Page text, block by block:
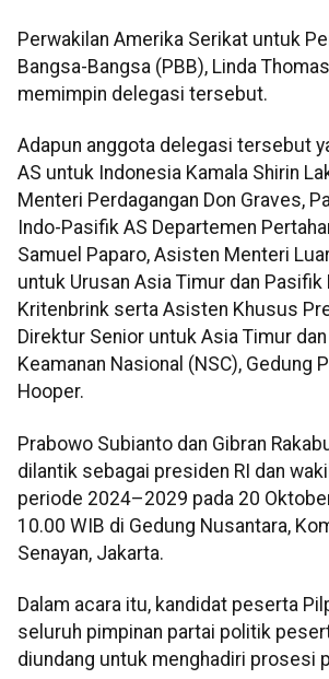
Perwakilan Amerika Serikat untuk
Bangsa-Bangsa (PBB), Linda
memimpin delegasi tersebut.
Adapun anggota delegasi tersebut
AS untuk Indonesia Kamala Shirin
Menteri Perdagangan Don Graves,
Indo-Pasifik AS Departemen
Samuel Paparo, Asisten Menteri
untuk Urusan Asia Timur dan Pasifik
Kritenbrink serta Asisten Khusus
Direktur Senior untuk Asia Timur dan
Keamanan Nasional (NSC), Gedung
Hooper.
Prabowo Subianto dan Gibran
dilantik sebagai presiden RI dan
periode 2024–2029 pada 20
10.00 WIB di Gedung Nusantara,
Senayan, Jakarta.
Dalam acara itu, kandidat peserta
seluruh pimpinan partai politik
diundang untuk menghadiri prosesi